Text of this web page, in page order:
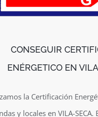
CONSEGUIR
ENÉRGETICO EN
la Certificación
y locales en VILA-SECA.